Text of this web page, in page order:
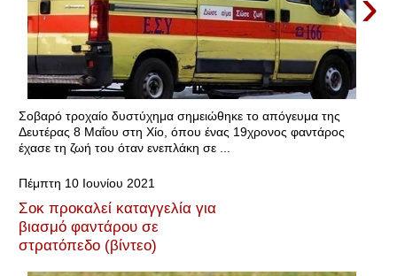
Σοβαρό τροχαίο δυστύχημα σημειώθηκε το απόγευμα της
Δευτέρας 8 Μαΐου στη Χίο, όπου ένας 19χρονος φαντάρος
έχασε τη ζωή του όταν ενεπλάκη σε ...
Πέμπτη 10 Ιουνίου 2021
Σοκ προκαλεί καταγγελία για
βιασμό φαντάρου σε
στρατόπεδο (βίντεο)